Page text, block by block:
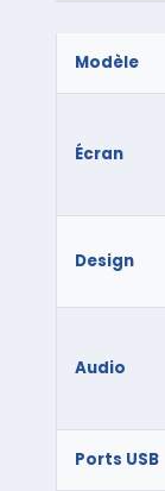
Modèle
Écran
Design
Audio
Ports USB